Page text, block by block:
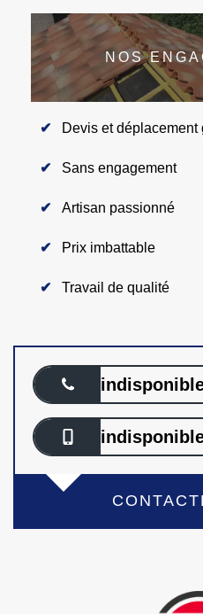
NOS
Devis et déplacement
Sans engagement
Artisan passionné
Prix imbattable
Travail de qualité